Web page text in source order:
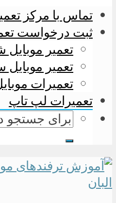
تماس با مرکز
ثبت درخواست
تعمیر موبایل
تعمیر
تعمیرات
تعمیرات لپ تاپ